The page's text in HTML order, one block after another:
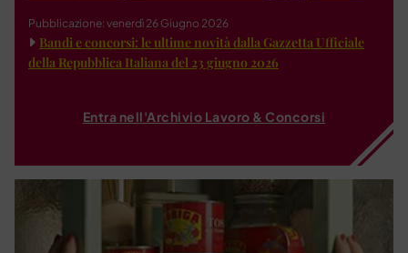
Pubblicazione: venerdì 26 Giugno 2026
Bandi e concorsi: le ultime novità dalla Gazzetta Ufficiale
della Repubblica Italiana del 23 giugno 2026
Entra nell'Archivio Lavoro & Concorsi